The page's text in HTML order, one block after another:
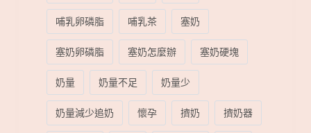
哺乳卵磷脂
哺乳茶
塞奶
塞奶卵磷脂
塞奶怎麼辦
塞奶硬塊
奶量
奶量不足
奶量少
奶量減少追奶
懷孕 擠奶
擠奶器